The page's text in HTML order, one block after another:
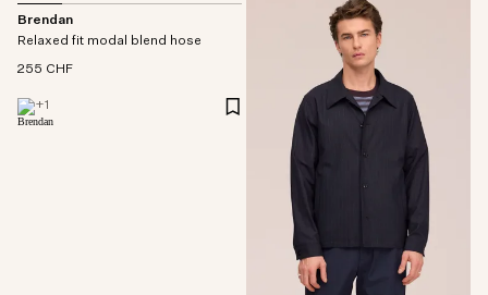
Brendan
Relaxed fit modal blend hose
255 CHF
+1